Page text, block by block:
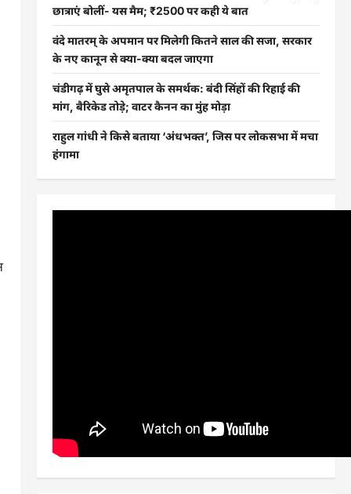
छात्राएं बोलीं- यस मैम; ₹2500 पर कही ये बात
वंदे मातरम् के अपमान पर मिलेगी कितने साल की सजा, सरकार
के नए कानून से क्या-क्या बदल जाएगा
चंडीगढ़ में घुसे अमृतपाल के समर्थक: बंदी सिंहों की रिहाई की
मांग, बैरिकेड तोड़े; वाटर कैनन का मुंह मोड़ा
राहुल गांधी ने किसे बताया ‘अंधभक्त’, जिस पर लोकसभा में मचा
हंगामा